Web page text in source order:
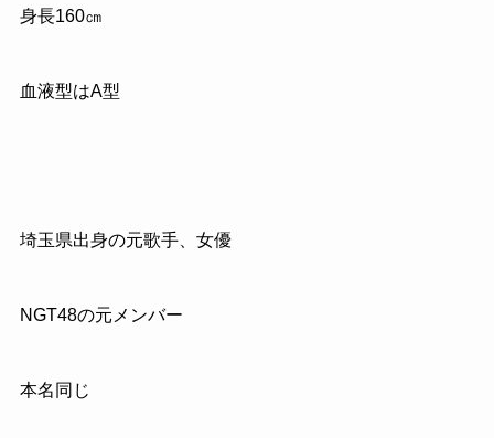
身長160㎝
血液型はA型
埼玉県出身の元歌手、女優
NGT48の元メンバー
本名同じ